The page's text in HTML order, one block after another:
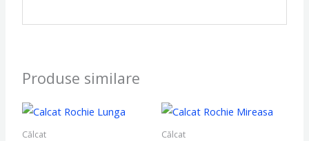
Produse similare
Călcat Călcat